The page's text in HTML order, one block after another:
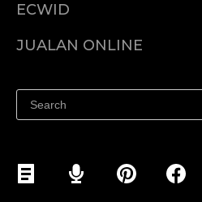
ECWID
Pusat Bantuan
JUALAN ONLINE
Jualan di Facebook